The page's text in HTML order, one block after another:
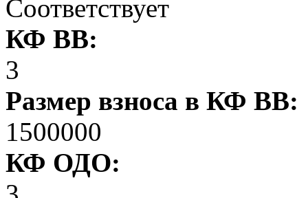
Соответствует
КФ ВВ:
3
Размер взноса в КФ ВВ:
1500000
КФ ОДО: